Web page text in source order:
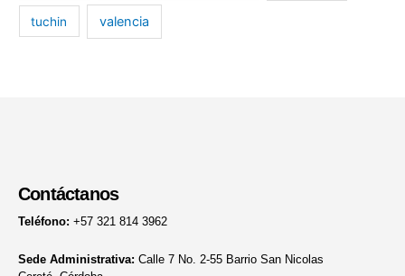
tuchin valencia
Contáctanos
Teléfono: +57 321 814 3962
Sede Administrativa: Calle 7 No. 2-55 Barrio San Nicolas